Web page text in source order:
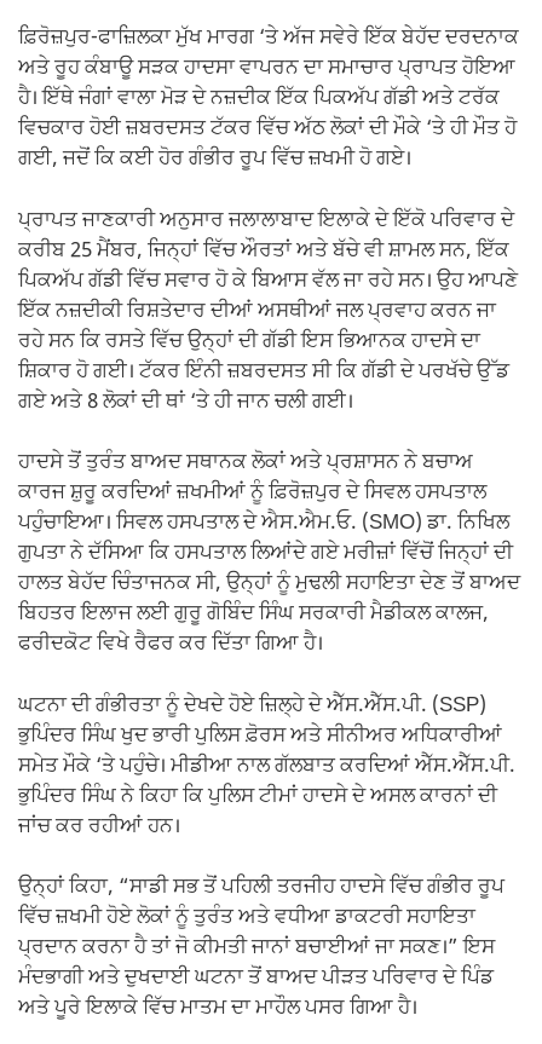
ਫ਼ਿਰੋਜ਼ਪੁਰ-ਫਾਜ਼ਿਲਕਾ ਮੁੱਖ ਮਾਰਗ ‘ਤੇ ਅੱਜ ਸਵੇਰੇ ਇੱਕ ਬੇਹੱਦ ਦਰਦਨਾਕ
ਅਤੇ ਰੂਹ ਕੰਬਾਊ ਸੜਕ ਹਾਦਸਾ ਵਾਪਰਨ ਦਾ ਸਮਾਚਾਰ ਪ੍ਰਾਪਤ ਹੋਇਆ
ਹੈ। ਇੱਥੇ ਜੰਗਾਂ ਵਾਲਾ ਮੋੜ ਦੇ ਨਜ਼ਦੀਕ ਇੱਕ ਪਿਕਅੱਪ ਗੱਡੀ ਅਤੇ ਟਰੱਕ
ਵਿਚਕਾਰ ਹੋਈ ਜ਼ਬਰਦਸਤ ਟੱਕਰ ਵਿੱਚ ਅੱਠ ਲੋਕਾਂ ਦੀ ਮੌਕੇ ‘ਤੇ ਹੀ ਮੌਤ ਹੋ
ਗਈ, ਜਦੋਂ ਕਿ ਕਈ ਹੋਰ ਗੰਭੀਰ ਰੂਪ ਵਿੱਚ ਜ਼ਖਮੀ ਹੋ ਗਏ।
ਪ੍ਰਾਪਤ ਜਾਣਕਾਰੀ ਅਨੁਸਾਰ ਜਲਾਲਾਬਾਦ ਇਲਾਕੇ ਦੇ ਇੱਕੋ ਪਰਿਵਾਰ ਦੇ
ਕਰੀਬ 25 ਮੈਂਬਰ, ਜਿਨ੍ਹਾਂ ਵਿੱਚ ਔਰਤਾਂ ਅਤੇ ਬੱਚੇ ਵੀ ਸ਼ਾਮਲ ਸਨ, ਇੱਕ
ਪਿਕਅੱਪ ਗੱਡੀ ਵਿੱਚ ਸਵਾਰ ਹੋ ਕੇ ਬਿਆਸ ਵੱਲ ਜਾ ਰਹੇ ਸਨ। ਉਹ ਆਪਣੇ
ਇੱਕ ਨਜ਼ਦੀਕੀ ਰਿਸ਼ਤੇਦਾਰ ਦੀਆਂ ਅਸਥੀਆਂ ਜਲ ਪ੍ਰਵਾਹ ਕਰਨ ਜਾ
ਰਹੇ ਸਨ ਕਿ ਰਸਤੇ ਵਿੱਚ ਉਨ੍ਹਾਂ ਦੀ ਗੱਡੀ ਇਸ ਭਿਆਨਕ ਹਾਦਸੇ ਦਾ
ਸ਼ਿਕਾਰ ਹੋ ਗਈ। ਟੱਕਰ ਇੰਨੀ ਜ਼ਬਰਦਸਤ ਸੀ ਕਿ ਗੱਡੀ ਦੇ ਪਰਖੱਚੇ ਉੱਡ
ਗਏ ਅਤੇ 8 ਲੋਕਾਂ ਦੀ ਥਾਂ ‘ਤੇ ਹੀ ਜਾਨ ਚਲੀ ਗਈ।
ਹਾਦਸੇ ਤੋਂ ਤੁਰੰਤ ਬਾਅਦ ਸਥਾਨਕ ਲੋਕਾਂ ਅਤੇ ਪ੍ਰਸ਼ਾਸਨ ਨੇ ਬਚਾਅ
ਕਾਰਜ ਸ਼ੁਰੂ ਕਰਦਿਆਂ ਜ਼ਖਮੀਆਂ ਨੂੰ ਫ਼ਿਰੋਜ਼ਪੁਰ ਦੇ ਸਿਵਲ ਹਸਪਤਾਲ
ਪਹੁੰਚਾਇਆ। ਸਿਵਲ ਹਸਪਤਾਲ ਦੇ ਐਸ.ਐਮ.ਓ. (SMO) ਡਾ. ਨਿਖਿਲ
ਗੁਪਤਾ ਨੇ ਦੱਸਿਆ ਕਿ ਹਸਪਤਾਲ ਲਿਆਂਦੇ ਗਏ ਮਰੀਜ਼ਾਂ ਵਿੱਚੋਂ ਜਿਨ੍ਹਾਂ ਦੀ
ਹਾਲਤ ਬੇਹੱਦ ਚਿੰਤਾਜਨਕ ਸੀ, ਉਨ੍ਹਾਂ ਨੂੰ ਮੁਢਲੀ ਸਹਾਇਤਾ ਦੇਣ ਤੋਂ ਬਾਅਦ
ਬਿਹਤਰ ਇਲਾਜ ਲਈ ਗੁਰੂ ਗੋਬਿੰਦ ਸਿੰਘ ਸਰਕਾਰੀ ਮੈਡੀਕਲ ਕਾਲਜ,
ਫਰੀਦਕੋਟ ਵਿਖੇ ਰੈਫਰ ਕਰ ਦਿੱਤਾ ਗਿਆ ਹੈ।
ਘਟਨਾ ਦੀ ਗੰਭੀਰਤਾ ਨੂੰ ਦੇਖਦੇ ਹੋਏ ਜ਼ਿਲ੍ਹੇ ਦੇ ਐੱਸ.ਐੱਸ.ਪੀ. (SSP)
ਭੁਪਿੰਦਰ ਸਿੰਘ ਖੁਦ ਭਾਰੀ ਪੁਲਿਸ ਫ਼ੋਰਸ ਅਤੇ ਸੀਨੀਅਰ ਅਧਿਕਾਰੀਆਂ
ਸਮੇਤ ਮੌਕੇ ‘ਤੇ ਪਹੁੰਚੇ। ਮੀਡੀਆ ਨਾਲ ਗੱਲਬਾਤ ਕਰਦਿਆਂ ਐੱਸ.ਐੱਸ.ਪੀ.
ਭੁਪਿੰਦਰ ਸਿੰਘ ਨੇ ਕਿਹਾ ਕਿ ਪੁਲਿਸ ਟੀਮਾਂ ਹਾਦਸੇ ਦੇ ਅਸਲ ਕਾਰਨਾਂ ਦੀ
ਜਾਂਚ ਕਰ ਰਹੀਆਂ ਹਨ।
ਉਨ੍ਹਾਂ ਕਿਹਾ, “ਸਾਡੀ ਸਭ ਤੋਂ ਪਹਿਲੀ ਤਰਜੀਹ ਹਾਦਸੇ ਵਿੱਚ ਗੰਭੀਰ ਰੂਪ
ਵਿੱਚ ਜ਼ਖਮੀ ਹੋਏ ਲੋਕਾਂ ਨੂੰ ਤੁਰੰਤ ਅਤੇ ਵਧੀਆ ਡਾਕਟਰੀ ਸਹਾਇਤਾ
ਪ੍ਰਦਾਨ ਕਰਨਾ ਹੈ ਤਾਂ ਜੋ ਕੀਮਤੀ ਜਾਨਾਂ ਬਚਾਈਆਂ ਜਾ ਸਕਣ।” ਇਸ
ਮੰਦਭਾਗੀ ਅਤੇ ਦੁਖਦਾਈ ਘਟਨਾ ਤੋਂ ਬਾਅਦ ਪੀੜਤ ਪਰਿਵਾਰ ਦੇ ਪਿੰਡ
ਅਤੇ ਪੂਰੇ ਇਲਾਕੇ ਵਿੱਚ ਮਾਤਮ ਦਾ ਮਾਹੌਲ ਪਸਰ ਗਿਆ ਹੈ।